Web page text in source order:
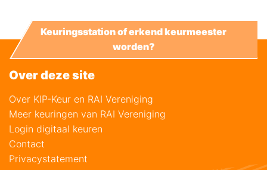
Over deze site
Over KIP-Keur en RAI Vereniging
Meer keuringen van RAI Vereniging
Login digitaal keuren
Contact
Privacystatement
Keuringsstation of erkend keurmeester
worden?